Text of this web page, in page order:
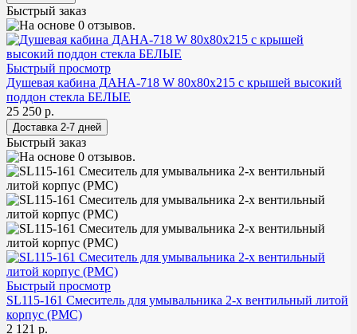
Быстрый заказ
Быстрый просмотр
Душевая кабина ДАНА-718 W 80х80х215 с крышей высокий
поддон стекла БЕЛЫЕ
25 250 р.
Быстрый заказ
Быстрый просмотр
SL115-161 Смеситель для умывальника 2-х вентильный литой
корпус (РМС)
2 121 р.